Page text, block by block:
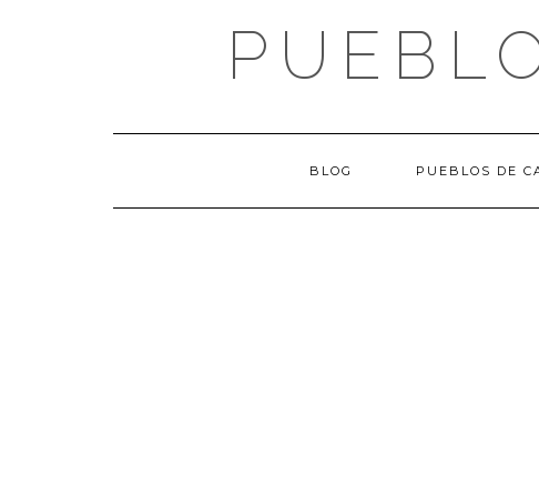
BLOG PUEBLOS DE